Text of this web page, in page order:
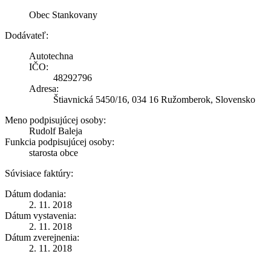
Obec Stankovany
Dodávateľ:
Autotechna
IČO:
48292796
Adresa:
Štiavnická 5450/16, 034 16 Ružomberok, Slovensko
Meno podpisujúcej osoby:
Rudolf Baleja
Funkcia podpisujúcej osoby:
starosta obce
Súvisiace faktúry:
Dátum dodania:
2. 11. 2018
Dátum vystavenia:
2. 11. 2018
Dátum zverejnenia:
2. 11. 2018